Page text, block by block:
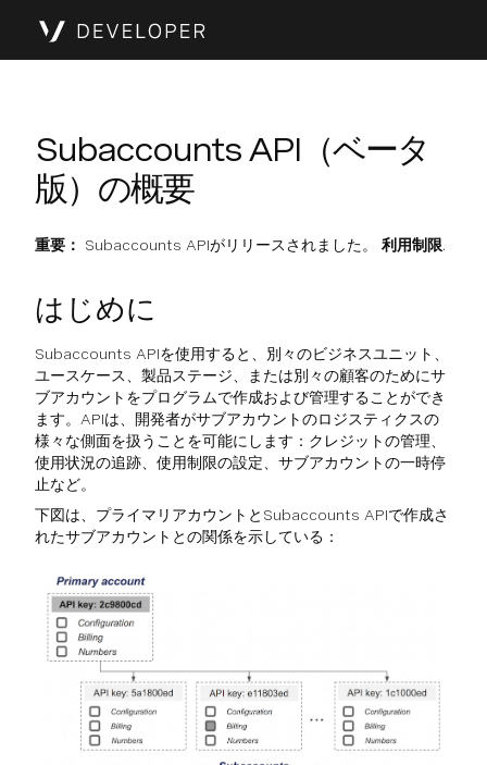
Subaccounts API（ベータ
版）の概要
重要： Subaccounts APIがリリースされました。 利用制限.
はじめに
Subaccounts APIを使用すると、別々のビジネスユニット、
ユースケース、製品ステージ、または別々の顧客のためにサ
ブアカウントをプログラムで作成および管理することができ
ます。APIは、開発者がサブアカウントのロジスティクスの
様々な側面を扱うことを可能にします：クレジットの管理、
使用状況の追跡、使用制限の設定、サブアカウントの一時停
止など。
下図は、プライマリアカウントとSubaccounts APIで作成さ
れたサブアカウントとの関係を示している：